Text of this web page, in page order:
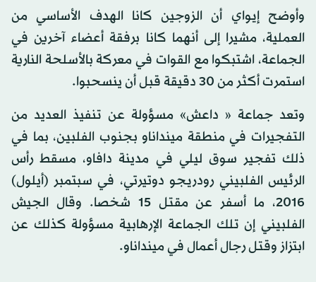
وأوضح إيواي أن الزوجين كانا الهدف الأساسي من
العملية، مشيرا إلى أنهما كانا برفقة أعضاء آخرين في
الجماعة، اشتبكوا مع القوات في معركة بالأسلحة النارية
استمرت أكثر من 30 دقيقة قبل أن ينسحبوا.
وتعد جماعة « داعش» مسؤولة عن تنفيذ العديد من
التفجيرات في منطقة مينداناو بجنوب الفلبين، بما في
ذلك تفجير سوق ليلي في مدينة دافاو، مسقط رأس
الرئيس الفلبيني رودريجو دوتيرتي، في سبتمبر (أيلول)
2016، ما أسفر عن مقتل 15 شخصا. وقال الجيش
الفلبيني إن تلك الجماعة الإرهابية مسؤولة كذلك عن
ابتزاز وقتل رجال أعمال في مينداناو.